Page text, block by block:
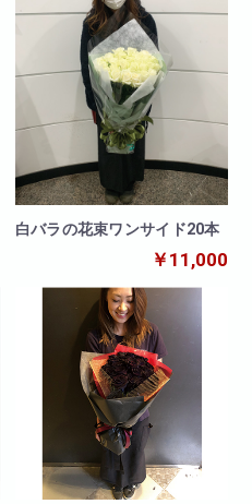
白バラの花束ワンサイド20本
￥11,000